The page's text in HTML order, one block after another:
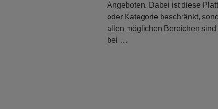
Angeboten. Dabei ist diese
oder Kategorie beschränkt,
allen möglichen Bereichen
bei …